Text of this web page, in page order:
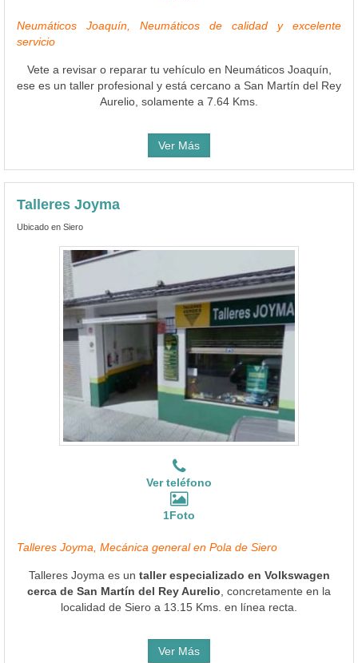
Neumáticos Joaquín, Neumáticos de calidad y excelente
servicio
Vete a revisar o reparar tu vehículo en Neumáticos Joaquín,
ese es un taller profesional y está cercano a San Martín del Rey
Aurelio, solamente a 7.64 Kms.
Ver Más
Talleres Joyma
Ubicado en Siero
Ver teléfono
1Foto
Talleres Joyma, Mecánica general en Pola de Siero
Talleres Joyma es un taller especializado en Volkswagen
cerca de San Martín del Rey Aurelio , concretamente en la
localidad de Siero a 13.15 Kms. en línea recta.
Ver Más